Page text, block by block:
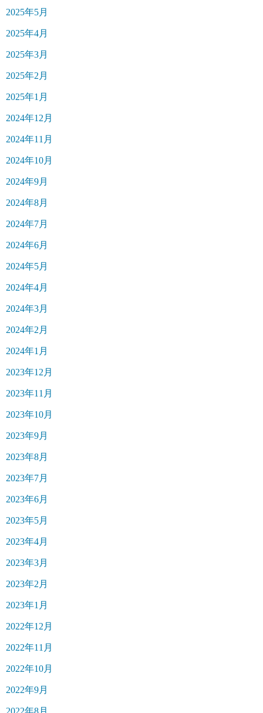
2025年5月
2025年4月
2025年3月
2025年2月
2025年1月
2024年12月
2024年11月
2024年10月
2024年9月
2024年8月
2024年7月
2024年6月
2024年5月
2024年4月
2024年3月
2024年2月
2024年1月
2023年12月
2023年11月
2023年10月
2023年9月
2023年8月
2023年7月
2023年6月
2023年5月
2023年4月
2023年3月
2023年2月
2023年1月
2022年12月
2022年11月
2022年10月
2022年9月
2022年8月